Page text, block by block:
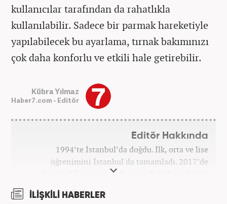
kullanıcılar tarafından da rahatlıkla
kullanılabilir. Sadece bir parmak hareketiyle
yapılabilecek bu ayarlama, tırnak bakımınızı
çok daha konforlu ve etkili hale getirebilir.
Kübra Yılmaz
Haber7.com - Editör
Editör Hakkında
1994’te İstanbul’da doğdu. İlk, orta ve lise
öğrenimini İstanbul'da tamamladı. 2017’de
İstanbul Üniversitesi İletişim Fakültesi Halkla
2017’den beri Kanal7 Medya Grubu’na bağlı
İLİŞKİLİ HABERLER